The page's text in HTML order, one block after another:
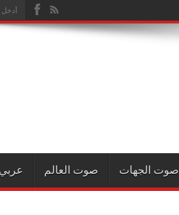
صوت الجهات صوت العالم عربي